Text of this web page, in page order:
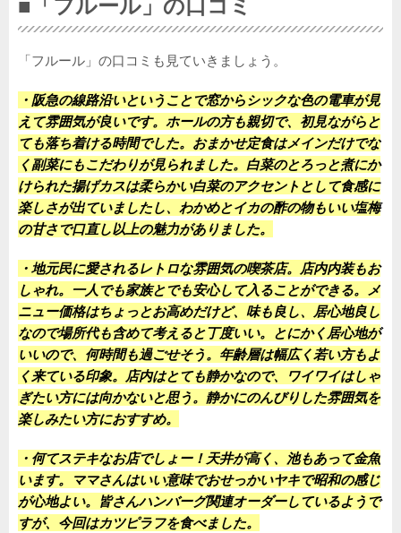
■「フルール」の口コミ
「フルール」の口コミも見ていきましょう。
・阪急の線路沿いということで窓からシックな色の電車が見
えて雰囲気が良いです。ホールの方も親切で、初見ながらと
ても落ち着ける時間でした。おまかせ定食はメインだけでな
く副菜にもこだわりが見られました。白菜のとろっと煮にか
けられた揚げカスは柔らかい白菜のアクセントとして食感に
楽しさが出ていましたし、わかめとイカの酢の物もいい塩梅
の甘さで口直し以上の魅力がありました。
・地元民に愛されるレトロな雰囲気の喫茶店。店内内装もお
しゃれ。一人でも家族とでも安心して入ることができる。メ
ニュー価格はちょっとお高めだけど、味も良し、居心地良し
なので場所代も含めて考えると丁度いい。とにかく居心地が
いいので、何時間も過ごせそう。年齢層は幅広く若い方もよ
く来ている印象。店内はとても静かなので、ワイワイはしゃ
ぎたい方には向かないと思う。静かにのんびりした雰囲気を
楽しみたい方におすすめ。
・何てステキなお店でしょー！天井が高く、池もあって金魚
います。ママさんはいい意味でおせっかいヤキで昭和の感じ
が心地よい。皆さんハンバーグ関連オーダーしているようで
すが、今回はカツピラフを食べました。